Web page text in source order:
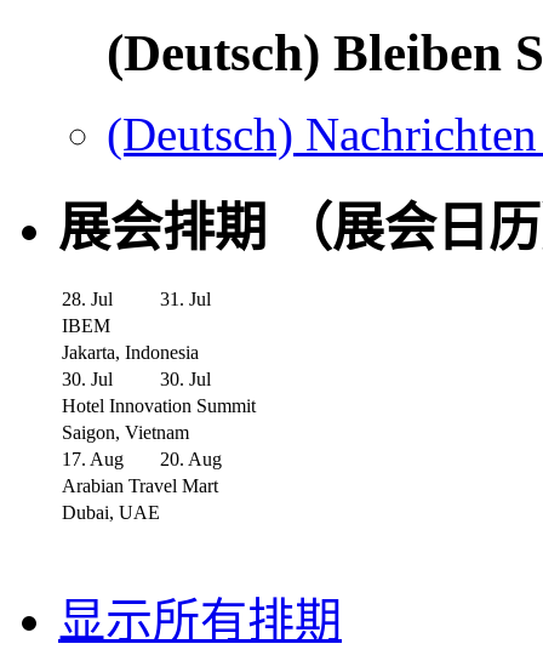
(Deutsch) Bleiben
(Deutsch)
展会排期 （展会日
28. Jul
31. Jul
IBEM
Jakarta, Indonesia
30. Jul
30. Jul
Hotel Innovation Summit
Saigon, Vietnam
17. Aug
20. Aug
Arabian Travel Mart
Dubai, UAE
显示所有排期